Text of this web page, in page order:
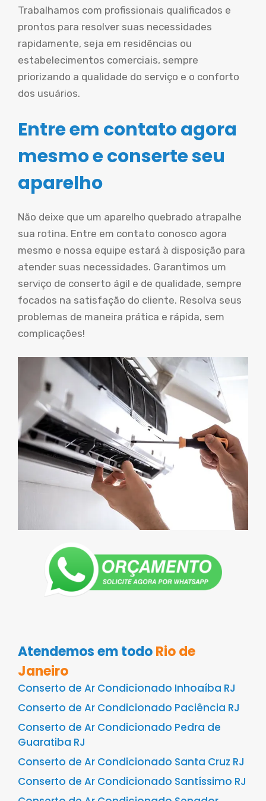
Trabalhamos com profissionais qualificados e
prontos para resolver suas necessidades
rapidamente, seja em residências ou
estabelecimentos comerciais, sempre
priorizando a qualidade do serviço e o conforto
dos usuários.
Entre em contato agora
mesmo e conserte seu
aparelho
Não deixe que um aparelho quebrado atrapalhe
sua rotina. Entre em contato conosco agora
mesmo e nossa equipe estará à disposição para
atender suas necessidades. Garantimos um
serviço de conserto ágil e de qualidade, sempre
focados na satisfação do cliente. Resolva seus
problemas de maneira prática e rápida, sem
complicações!
Atendemos em todoRio de
Janeiro
Conserto de Ar Condicionado Inhoaíba RJ
Conserto de Ar Condicionado Paciência RJ
Conserto de Ar Condicionado Pedra de
Guaratiba RJ
Conserto de Ar Condicionado Santa Cruz RJ
Conserto de Ar Condicionado Santíssimo RJ